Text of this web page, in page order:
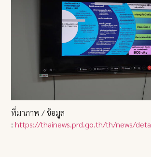
ที่มาภาพ / ข้อมูล
:https://thainews.prd.go.th/th/news/